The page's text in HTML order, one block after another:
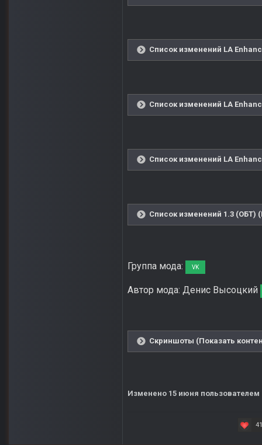
Список изменений LA
Список изменений LA
Список изменений LA
Список изменений 1.3 (ОБТ)
Группа мода: VK
Автор мода: Денис Высоцкий
Скриншоты (Показать
Изменено 15 июня пользователем
41